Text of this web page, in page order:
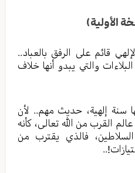
الأولية)
قائم على الرفق بالعباد..
والتي يبدو أنها خلاف
سنة إلهية، حديث مهم.. لأن
القرب من الله تعالى، كأنه
فالذي يقترب من